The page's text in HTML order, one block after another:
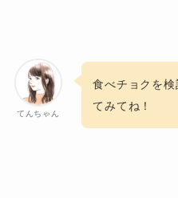
てんちゃん
食べチョクを
てみてね！